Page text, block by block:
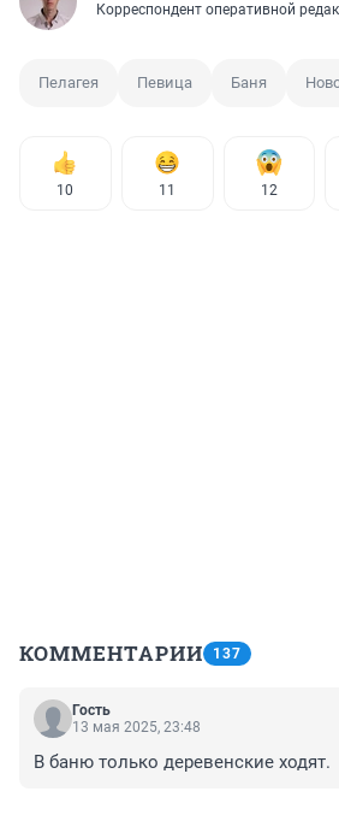
Корреспондент оперативной
Пелагея Певица Баня
10 11 12
КОММЕНТАРИИ 137
Гость
13 мая 2025, 23:48
В баню только деревенские ходят.